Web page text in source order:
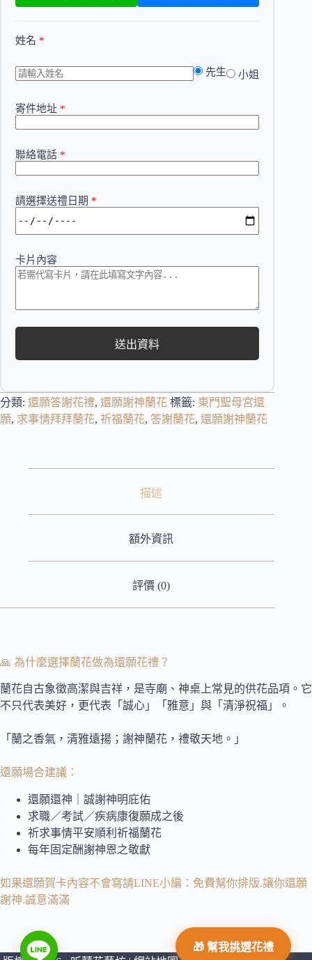
姓名 *
先生 小姐
寄件地址 *
聯絡電話 *
請選擇送禮日期 *
卡片內容
送出資料
分類: 還願答謝花禮, 還願謝神蘭花 標籤: 東門聖母宮還
願, 求事情拜拜蘭花, 祈福蘭花, 答謝蘭花, 還願謝神蘭花
描述
額外資訊
評價 (0)
🙏 為什麼選擇蘭花做為還願花禮？
蘭花自古象徵高潔與吉祥，是寺廟、神桌上常見的供花品項。它
不只代表美好，更代表「誠心」「雅意」與「清淨祝福」。
「蘭之香氣，清雅遠揚；謝神蘭花，禮敬天地。」
還願場合建議：
還願還神｜誠謝神明庇佑
求職／考試／疾病康復願成之後
祈求事情平安順利祈福蘭花
每年固定酬謝神恩之敬獻
如果還願賀卡內容不會寫請LINE小編：免費幫你排版.讓你還願
謝神.誠意滿滿
🎁 幫我挑選花禮